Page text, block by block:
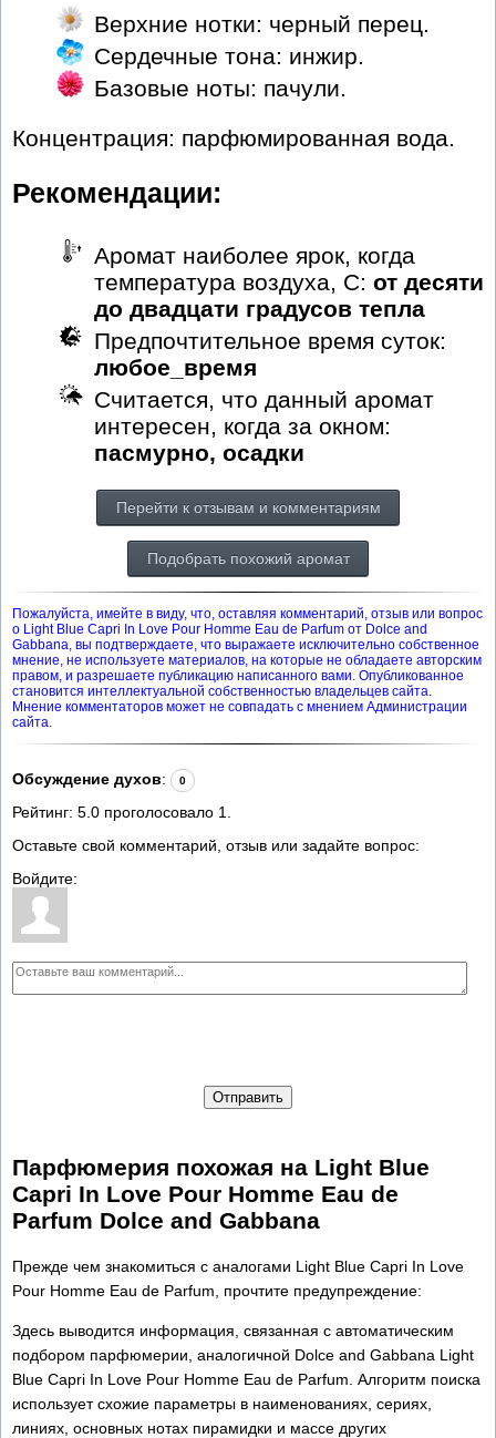
Верхние нотки: черный перец.
Сердечные тона: инжир.
Базовые ноты: пачули.
Концентрация: парфюмированная вода.
Рекомендации:
Аромат наиболее ярок, когда
температура воздуха, С: от десяти
до двадцати градусов тепла
Предпочтительное время суток:
любое_время
Считается, что данный аромат
интересен, когда за окном:
пасмурно, осадки
Перейти к отзывам и комментариям
Подобрать похожий аромат
Пожалуйста, имейте в виду, что, оставляя комментарий, отзыв или вопрос
о Light Blue Capri In Love Pour Homme Eau de Parfum от Dolce and
Gabbana, вы подтверждаете, что выражаете исключительно собственное
мнение, не используете материалов, на которые не обладаете авторским
правом, и разрешаете публикацию написанного вами. Опубликованное
становится интеллектуальной собственностью владельцев сайта.
Мнение комментаторов может не совпадать с мнением Администрации
сайта.
Обсуждение духов: 0
Рейтинг: 5.0 проголосовало 1
Оставьте свой комментарий, отзыв или задайте вопрос:
Войдите:
Отправить
Парфюмерия похожая на Light Blue
Capri In Love Pour Homme Eau de
Parfum Dolce and Gabbana
Прежде чем знакомиться с аналогами Light Blue Capri In Love
Pour Homme Eau de Parfum, прочтите предупреждение:
Здесь выводится информация, связанная с автоматическим
подбором парфюмерии, аналогичной Dolce and Gabbana Light
Blue Capri In Love Pour Homme Eau de Parfum. Алгоритм поиска
использует схожие параметры в наименованиях, сериях,
линиях, основных нотах пирамидки и массе других